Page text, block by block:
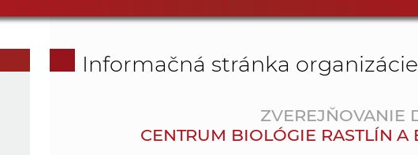
Informačná stránka organizácie
ZVEREJŇOVANIE
CENTRUM BIOLÓGIE RASTLÍN A